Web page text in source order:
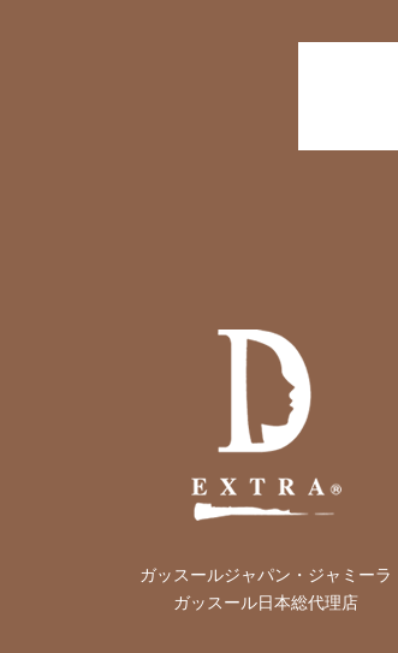
ガッスールジャパン・ジャミーラ
ガッスール日本総代理店